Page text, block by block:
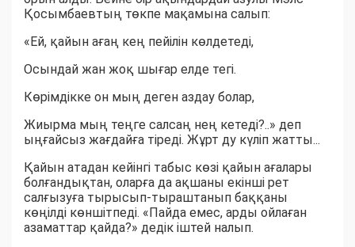
Қосымбаевтың төкпе мақамына салып:
«Ей, қайын ағаң кең пейілін көлдетеді,
Осындай жан жоқ шығар елде тегі.
Көрімдікке он мың деген аздау болар,
Жиырма мың теңге салсаң нең кетеді?..» деп
ыңғайсыз жағдайға тіреді. Жұрт ду күліп жатты...
Қайын атадан кейінгі табыс көзі қайын ағалары
болғандықтан, оларға да ақшаны екінші рет
салғызуға тырысып-тыраштанып баққаны
көңілді көншітпеді. «Пайда емес, арды ойлаған
азаматтар қайда?» дедік іштей налып.